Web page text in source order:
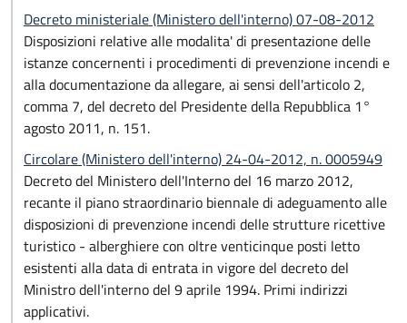
Decreto ministeriale (Ministero dell'interno) 07-08-2012
Disposizioni relative alle modalita' di presentazione delle
istanze concernenti i procedimenti di prevenzione incendi e
alla documentazione da allegare, ai sensi dell'articolo 2,
comma 7, del decreto del Presidente della Repubblica 1°
agosto 2011, n. 151.
Circolare (Ministero dell'interno) 24-04-2012, n. 0005949
Decreto del Ministero dell'Interno del 16 marzo 2012,
recante il piano straordinario biennale di adeguamento alle
disposizioni di prevenzione incendi delle strutture ricettive
turistico - alberghiere con oltre venticinque posti letto
esistenti alla data di entrata in vigore del decreto del
Ministro dell'interno del 9 aprile 1994. Primi indirizzi
applicativi.